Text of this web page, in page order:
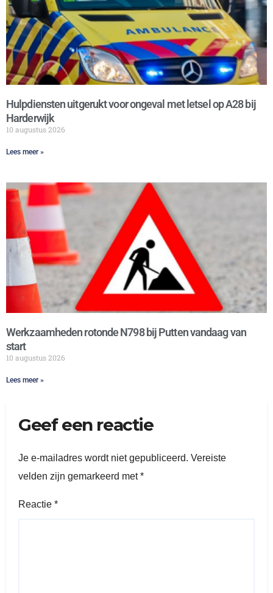
Hulpdiensten uitgerukt voor ongeval met letsel op A28 bij
Harderwijk
10 augustus 2026
Lees meer »
Werkzaamheden rotonde N798 bij Putten vandaag van
start
10 augustus 2026
Lees meer »
Geef een reactie
Je e-mailadres wordt niet gepubliceerd. Vereiste
velden zijn gemarkeerd met*
Reactie *